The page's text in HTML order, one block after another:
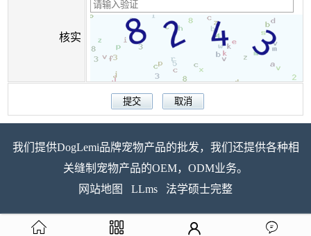
核实
我们提供DogLemi品牌宠物产品的批发，我们还提供各种相
关缝制宠物产品的OEM，ODM业务。
网站地图
LLms 法学硕士完整